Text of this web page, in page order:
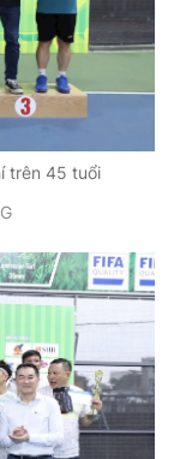
trên 45 tuổi